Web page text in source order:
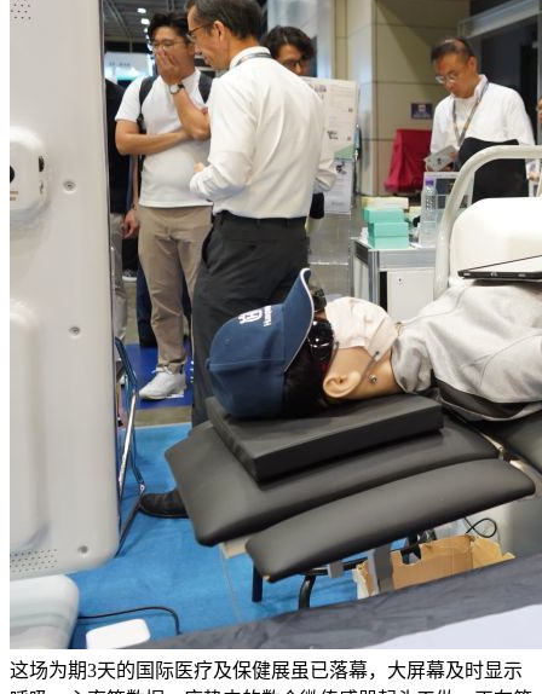
这场为期3天的国际医疗及保健展虽已落幕，大屏幕及时显示